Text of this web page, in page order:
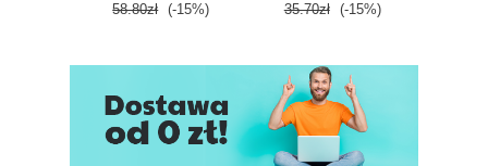
58.80zł (-15%) 35.70zł (-15%)